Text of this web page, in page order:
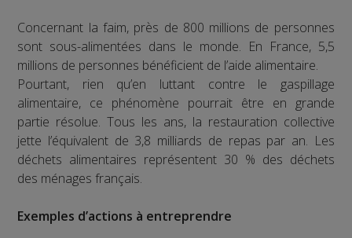
Concernant la faim, près de 800 millions de personnes
sont sous-alimentées dans le monde. En France, 5,5
millions de personnes bénéficient de l’aide alimentaire.
Pourtant, rien qu’en luttant contre le gaspillage
alimentaire, ce phénomène pourrait être en grande
partie résolue. Tous les ans, la restauration collective
jette l’équivalent de 3,8 milliards de repas par an. Les
déchets alimentaires représentent 30 % des déchets
des ménages français.
Exemples d’actions à entreprendre